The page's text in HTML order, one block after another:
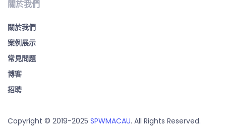
關於我們
關於我們
案例展示
常見問題
博客
招聘
Copyright © 2019-2025 SPWMACAU. All Rights Reserved.